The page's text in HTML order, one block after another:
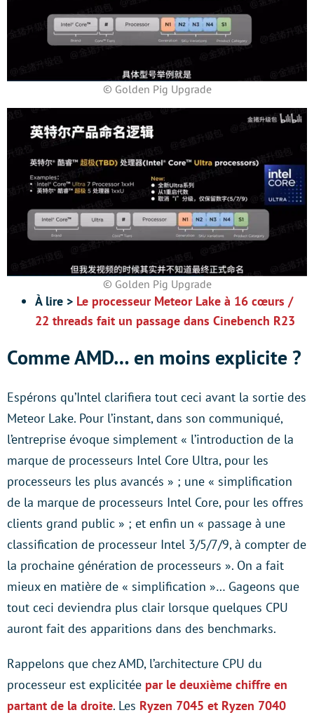
© Golden Pig Upgrade
© Golden Pig Upgrade
À lire > Le processeur Meteor Lake à 16 cœurs /
22 threads fait un passage dans Cinebench R23
Comme AMD… en moins explicite ?
Espérons qu’Intel clarifiera tout ceci avant la sortie des
Meteor Lake. Pour l’instant, dans son communiqué,
l’entreprise évoque simplement « l’introduction de la
marque de processeurs Intel Core Ultra, pour les
processeurs les plus avancés » ; une « simplification
de la marque de processeurs Intel Core, pour les offres
clients grand public » ; et enfin un « passage à une
classification de processeur Intel 3/5/7/9, à compter de
la prochaine génération de processeurs ». On a fait
mieux en matière de « simplification »… Gageons que
tout ceci deviendra plus clair lorsque quelques CPU
auront fait des apparitions dans des benchmarks.
Rappelons que chez AMD, l’architecture CPU du
processeur est explicitée par le deuxième chiffre en
partant de la droite. Les Ryzen 7045 et Ryzen 7040